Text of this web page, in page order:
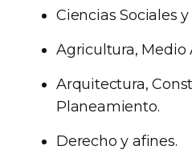
Ciencias Sociales
Agricultura, Medio
Arquitectura,
Planeamiento.
Derecho y afines.